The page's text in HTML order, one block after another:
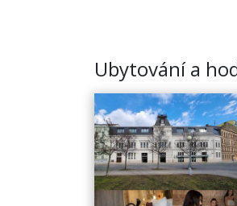
Ubytování a